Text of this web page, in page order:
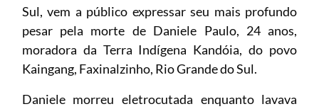
Sul, vem a público expressar seu mais profundo
pesar pela morte de Daniele Paulo, 24 anos,
moradora da Terra Indígena Kandóia, do povo
Kaingang, Faxinalzinho, Rio Grande do Sul.
Daniele morreu eletrocutada enquanto lavava